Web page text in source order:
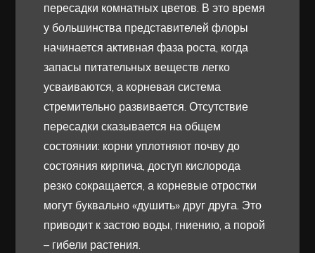
пересадки комнатных цветов. В это время
у большинства представителей флоры
начинается активная фаза роста, когда
запасы питательных веществ легко
усваиваются, а корневая система
стремительно развивается. Отсутствие
пересадки сказывается на общем
состоянии: корни уплотняют почву до
состояния кирпича, доступ кислорода
резко сокращается, а корневые отростки
могут буквально «душить» друг друга. Это
приводит к застою воды, гниению, а порой
– гибели растения.